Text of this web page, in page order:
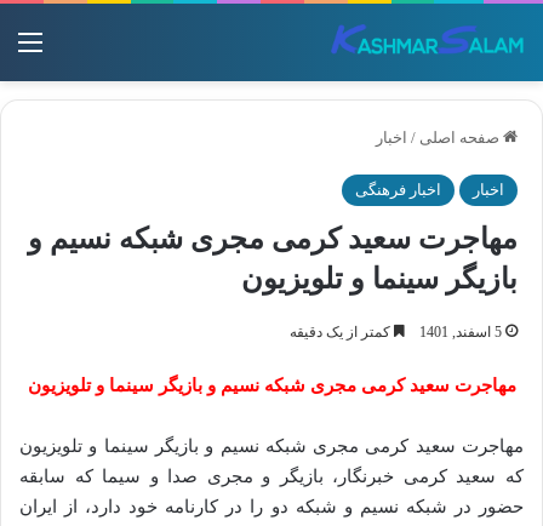
صفحه اصلی / اخبار
اخبار اخبار فرهنگی
مهاجرت سعید کرمی مجری شبکه نسیم و
بازیگر سینما و تلویزیون
5 اسفند, 1401 کمتر از یک دقیقه
مهاجرت سعید کرمی مجری شبکه نسیم و بازیگر سینما و تلویزیون
مهاجرت سعید کرمی مجری شبکه نسیم و بازیگر سینما و تلویزیون
که سعید کرمی خبرنگار، بازیگر و مجری صدا و سیما که سابقه
حضور در شبکه نسیم و شبکه دو را در کارنامه خود دارد، از ایران